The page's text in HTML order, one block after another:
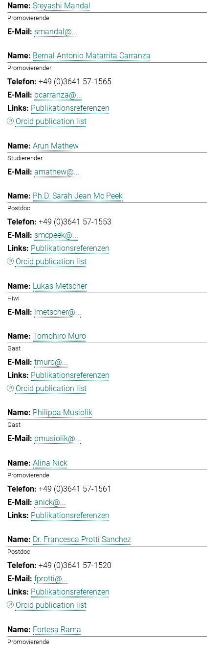
Sreyashi Mandal
Promovierende
smandal@...
Bernal Antonio Matarrita Carranza
Promovierender
+49 (0)3641 57-1565
bcarranza@...
Publikationsreferenzen
Orcid publication list
Arun Mathew
Studierender
amathew@...
Ph.D. Sarah Jean Mc Peek
Postdoc
+49 (0)3641 57-1553
smcpeek@...
Publikationsreferenzen
Orcid publication list
Lukas Metscher
Hiwi
lmetscher@...
Tomohiro Muro
Gast
tmuro@...
Publikationsreferenzen
Orcid publication list
Philippa Musiolik
Gast
pmusiolik@...
Alina Nick
Promovierende
+49 (0)3641 57-1561
anick@...
Publikationsreferenzen
Dr. Francesca Protti Sanchez
Postdoc
+49 (0)3641 57-1520
fprotti@...
Publikationsreferenzen
Orcid publication list
Fortesa Rama
Promovierende